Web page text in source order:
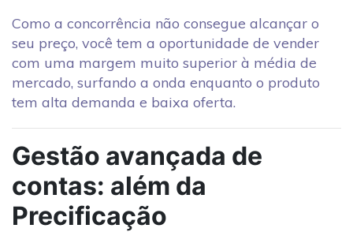
Como a concorrência não consegue alcançar o
seu preço, você tem a oportunidade de vender
com uma margem muito superior à média de
mercado, surfando a onda enquanto o produto
tem alta demanda e baixa oferta.
Gestão avançada de
contas: além da
Precificação